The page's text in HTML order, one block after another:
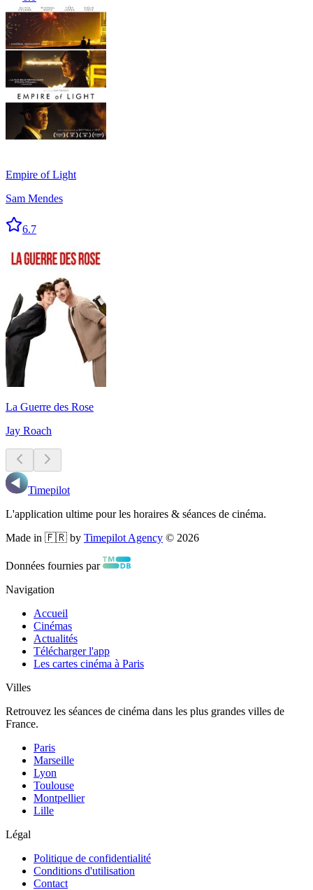
Empire of Light
Sam Mendes
6.7
La Guerre des Rose
Jay Roach
Timepilot
L'application ultime pour les horaires & séances de cinéma.
Made in 🇫🇷 by Timepilot Agency © 2026
Données fournies par
Navigation
Accueil
Cinémas
Actualités
Télécharger l'app
Les cartes cinéma à Paris
Villes
Retrouvez les séances de cinéma dans les plus grandes villes de
France.
Paris
Marseille
Lyon
Toulouse
Montpellier
Lille
Légal
Politique de confidentialité
Conditions d'utilisation
Contact